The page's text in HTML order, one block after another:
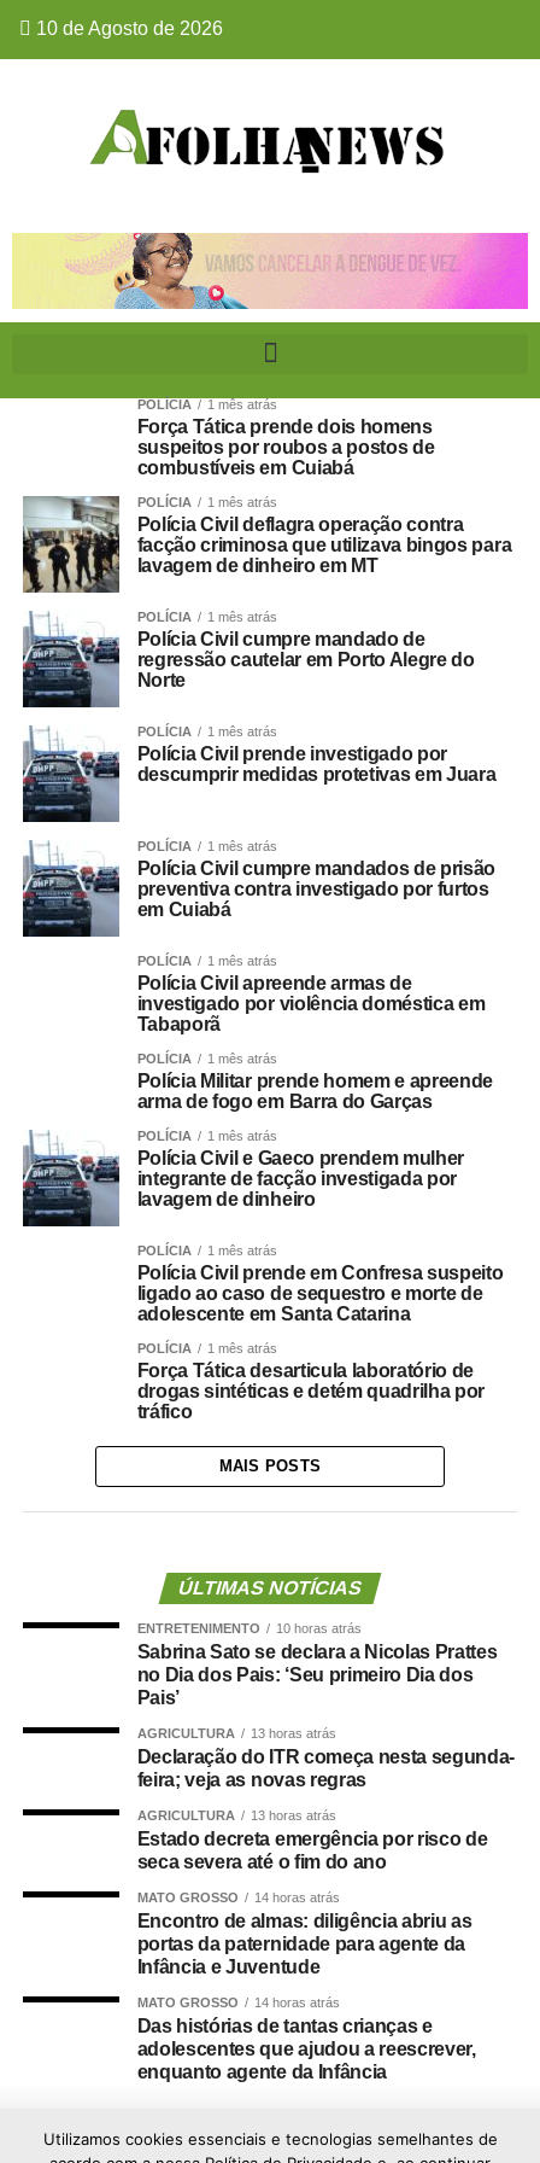
10 de Agosto de 2026
POLÍCIA 1 mês atrás
Força Tática prende dois homens
suspeitos por roubos a postos de
combustíveis em Cuiabá
POLÍCIA 1 mês atrás
Polícia Civil deflagra operação contra
facção criminosa que utilizava bingos para
lavagem de dinheiro em MT
POLÍCIA 1 mês atrás
Polícia Civil cumpre mandado de
regressão cautelar em Porto Alegre do
Norte
POLÍCIA 1 mês atrás
Polícia Civil prende investigado por
descumprir medidas protetivas em Juara
POLÍCIA 1 mês atrás
Polícia Civil cumpre mandados de prisão
preventiva contra investigado por furtos
em Cuiabá
POLÍCIA 1 mês atrás
Polícia Civil apreende armas de
investigado por violência doméstica em
Tabaporã
POLÍCIA 1 mês atrás
Polícia Militar prende homem e apreende
arma de fogo em Barra do Garças
POLÍCIA 1 mês atrás
Polícia Civil e Gaeco prendem mulher
integrante de facção investigada por
lavagem de dinheiro
POLÍCIA 1 mês atrás
Polícia Civil prende em Confresa suspeito
ligado ao caso de sequestro e morte de
adolescente em Santa Catarina
POLÍCIA 1 mês atrás
Força Tática desarticula laboratório de
drogas sintéticas e detém quadrilha por
tráfico
MAIS POSTS
ÚLTIMAS NOTÍCIAS
ENTRETENIMENTO 10 horas atrás
Sabrina Sato se declara a Nicolas Prattes
no Dia dos Pais: ‘Seu primeiro Dia dos
Pais’
AGRICULTURA 13 horas atrás
Declaração do ITR começa nesta segunda-
feira; veja as novas regras
AGRICULTURA 13 horas atrás
Estado decreta emergência por risco de
seca severa até o fim do ano
MATO GROSSO 14 horas atrás
Encontro de almas: diligência abriu as
portas da paternidade para agente da
Infância e Juventude
MATO GROSSO 14 horas atrás
Das histórias de tantas crianças e
adolescentes que ajudou a reescrever,
enquanto agente da Infância
Utilizamos cookies essenciais e tecnologias semelhantes de